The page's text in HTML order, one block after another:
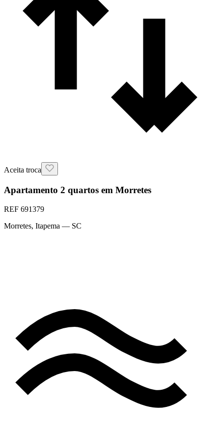
Aceita troca
Apartamento 2 quartos em Morretes
REF 691379
Morretes, Itapema — SC